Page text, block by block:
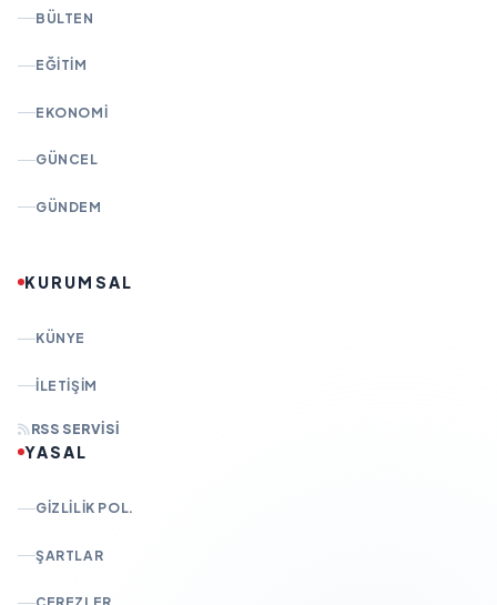
BÜLTEN
EĞITIM
EKONOMI
GÜNCEL
GÜNDEM
KURUMSAL
KÜNYE
İLETIŞIM
RSS SERVISI
YASAL
GIZLILIK POL.
ŞARTLAR